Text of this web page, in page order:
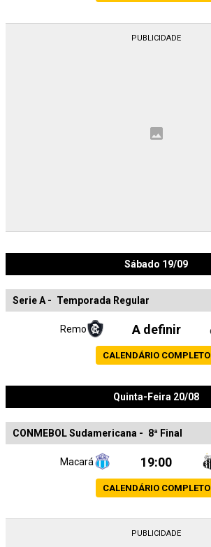
Sábado 19/09
Serie A - Temporada Regular
Remo A definir
CALENDÁRIO COMPLETO
Quinta-Feira 20/08
CONMEBOL Sudamericana - 8ª Final
Macará 19:00
CALENDÁRIO COMPLETO